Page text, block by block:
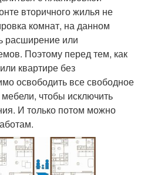
вторичного жилья не
комнат, на данном
расширение или
Поэтому перед тем, как
квартире без
освободить все свободное
чтобы исключить
И только потом можно